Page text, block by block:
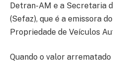
Detran-AM e a Secretaria
(Sefaz), que é a emissora
Propriedade de Veículos
Quando o valor